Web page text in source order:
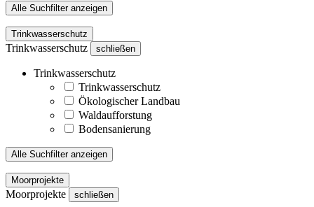
Alle Suchfilter anzeigen
Trinkwasserschutz
Trinkwasserschutz schließen
Trinkwasserschutz
Trinkwasserschutz
Ökologischer Landbau
Waldaufforstung
Bodensanierung
Alle Suchfilter anzeigen
Moorprojekte
Moorprojekte schließen